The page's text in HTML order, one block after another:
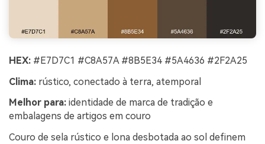
HEX: #E7D7C1 #C8A57A #8B5E34 #5A4636 #2F2A25
Clima: rústico, conectado à terra, atemporal
Melhor para: identidade de marca de tradição e
embalagens de artigos em couro
Couro de sela rústico e lona desbotada ao sol definem